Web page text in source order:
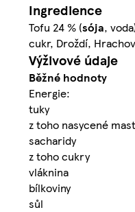
Ingredience
Tofu 24 % (sója,
cukr, Droždí,
Výživové údaje
Běžné hodnoty
Energie:
tuky
z toho nasycené
sacharidy
z toho cukry
vláknina
bílkoviny
sůl